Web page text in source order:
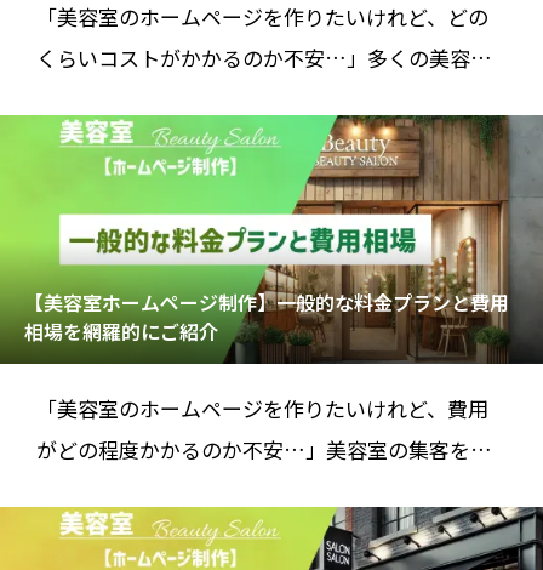
「美容室のホームページを作りたいけれど、どの
くらいコストがかかるのか不安…」多くの美容室
【美容室ホームページ制作】一般的な料金プランと費用
相場を網羅的にご紹介
「美容室のホームページを作りたいけれど、費用
がどの程度かかるのか不安…」美容室の集客を考